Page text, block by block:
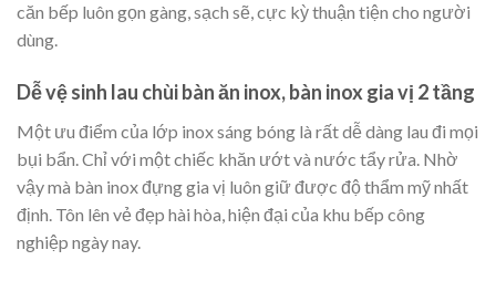
căn bếp luôn gọn gàng, sạch sẽ, cực kỳ thuận tiện cho người
dùng.
Dễ vệ sinh lau chùi bàn ăn inox, bàn inox gia vị 2 tầng
Một ưu điểm của lớp inox sáng bóng là rất dễ dàng lau đi mọi
bụi bẩn. Chỉ với một chiếc khăn ướt và nước tẩy rửa. Nhờ
vậy mà bàn inox đựng gia vị luôn giữ được độ thẩm mỹ nhất
định. Tôn lên vẻ đẹp hài hòa, hiện đại của khu bếp công
nghiệp ngày nay.